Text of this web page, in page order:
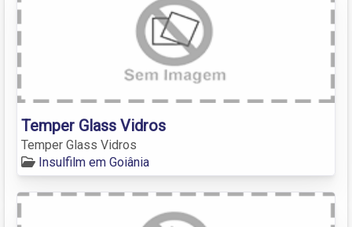
Temper Glass Vidros
Temper Glass Vidros
Insulfilm em Goiânia